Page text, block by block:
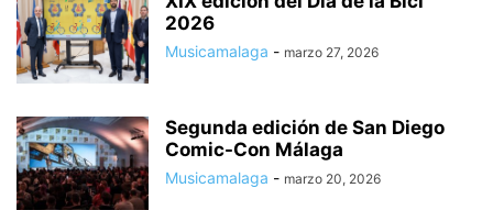
2026
Musicamalaga - marzo 27, 2026
Segunda edición de San Diego
Comic-Con Málaga
Musicamalaga - marzo 20, 2026